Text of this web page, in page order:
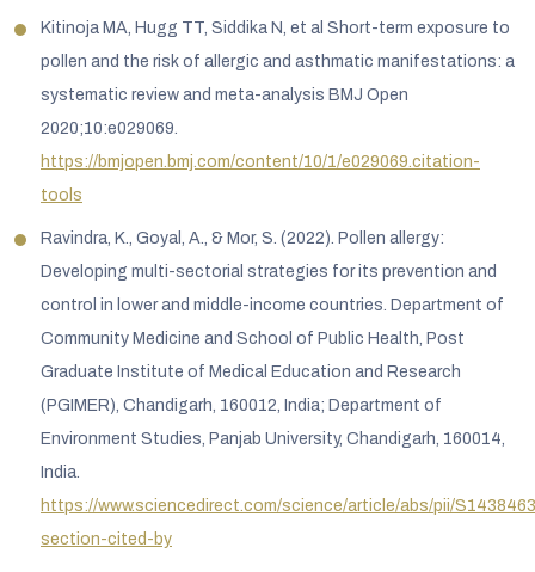
Kitinoja MA, Hugg TT, Siddika N, et al Short-term exposure to
pollen and the risk of allergic and asthmatic manifestations: a
systematic review and meta-analysis BMJ Open
2020;10:e029069.
https://bmjopen.bmj.com/content/10/1/e029069.citation-
tools
Ravindra, K., Goyal, A., & Mor, S. (2022). Pollen allergy:
Developing multi-sectorial strategies for its prevention and
control in lower and middle-income countries. Department of
Community Medicine and School of Public Health, Post
Graduate Institute of Medical Education and Research
(PGIMER), Chandigarh, 160012, India; Department of
Environment Studies, Panjab University, Chandigarh, 160014,
India.
https://www.sciencedirect.com/science/article/abs/pii/
section-cited-by